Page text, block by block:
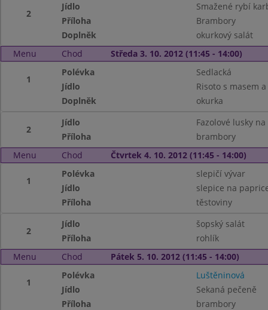
2
Jídlo
Smažené rybí
Příloha
Brambory
Doplněk
okurkový salát
Menu
Chod Středa 3. 10. 2012 (11:45 - 14:00)
1
Polévka
Sedlacká
Jídlo
Risoto s masem
Doplněk
okurka
2
Jídlo
Fazolové lusky
Příloha
brambory
Menu
Chod Čtvrtek 4. 10. 2012 (11:45 - 14:00)
1
Polévka
slepičí vývar
Jídlo
slepice na
Příloha
těstoviny
2
Jídlo
šopský salát
Příloha
rohlík
Menu
Chod Pátek 5. 10. 2012 (11:45 - 14:00)
1
Polévka
Luštěninová
Jídlo
Sekaná pečeně
Příloha
brambory